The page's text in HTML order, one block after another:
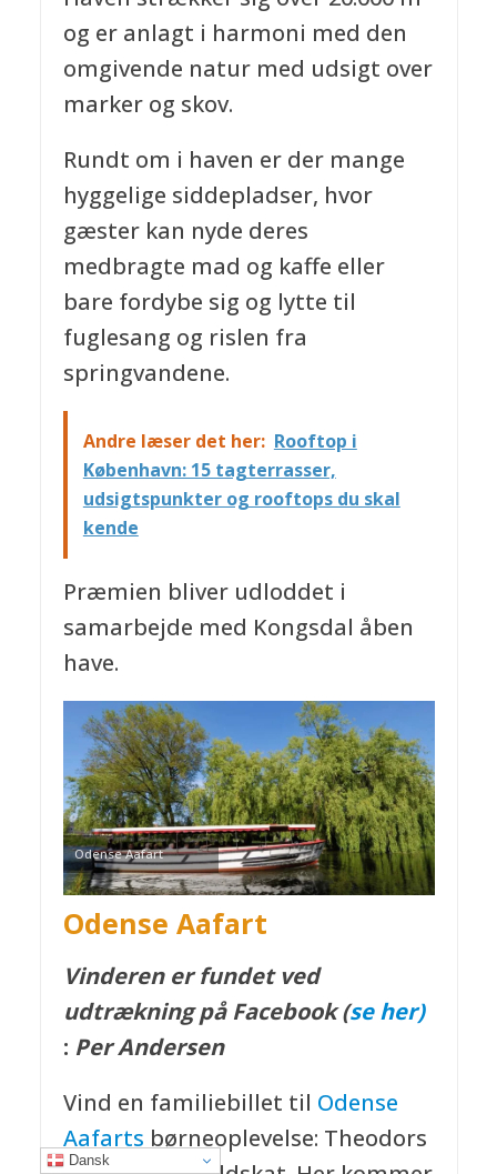
og er anlagt i harmoni med den
omgivende natur med udsigt over
marker og skov.
Rundt om i haven er der mange
hyggelige siddepladser, hvor
gæster kan nyde deres
medbragte mad og kaffe eller
bare fordybe sig og lytte til
fuglesang og rislen fra
springvandene.
Andre læser det her: Rooftop i
København: 15 tagterrasser,
udsigtspunkter og rooftops du skal
kende
Præmien bliver udloddet i
samarbejde med Kongsdal åben
have.
Odense Aafart
Odense Aafart
Vinderen er fundet ved
udtrækning på Facebook (se her)
: Per Andersen
Vind en familiebillet til Odense
Aafarts børneoplevelse: Theodors
Dansk